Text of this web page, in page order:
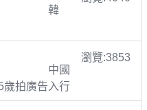
韓
瀏覽:3853
中國
歲拍廣告入行